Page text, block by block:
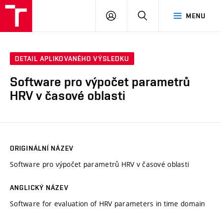
MENU
PŘIHLÁSIT
DETAIL APLIKOVANÉHO VÝSLEDKU
Software pro výpočet parametrů
HRV v časové oblasti
ORIGINÁLNÍ NÁZEV
Software pro výpočet parametrů HRV v časové oblasti
ANGLICKÝ NÁZEV
Software for evaluation of HRV parameters in time domain